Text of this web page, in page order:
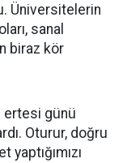
Üniversitelerin
sanal
biraz kör
ertesi günü
Oturur, doğru
yaptığımızı